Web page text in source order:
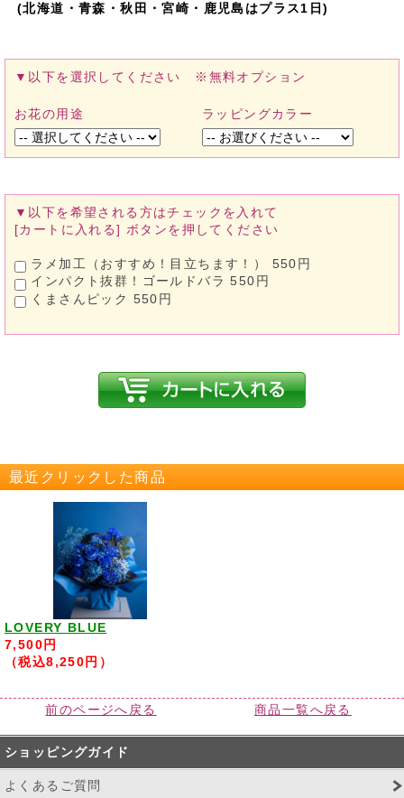
(北海道・青森・秋田・宮崎・鹿児島はプラス1日)
▼以下を選択してください ※無料オプション
お花の用途 ラッピングカラー
▼以下を希望される方はチェックを入れて
[カートに入れる] ボタンを押してください
ラメ加工（おすすめ！目立ちます！） 550円
インパクト抜群！ゴールドバラ 550円
くまさんピック 550円
最近クリックした商品
LOVERY BLUE
7,500円
（税込8,250円）
前のページへ戻る 商品一覧へ戻る
ショッピングガイド
よくあるご質問